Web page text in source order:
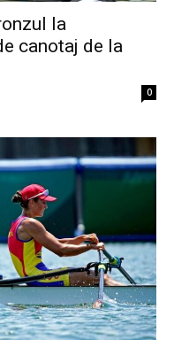
la
canotaj de la
0